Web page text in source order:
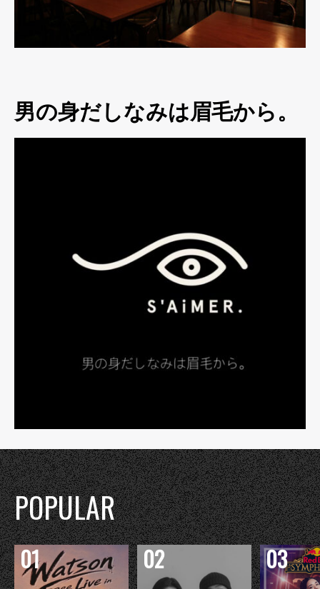
男の身だしなみは眉毛から。
POPULAR